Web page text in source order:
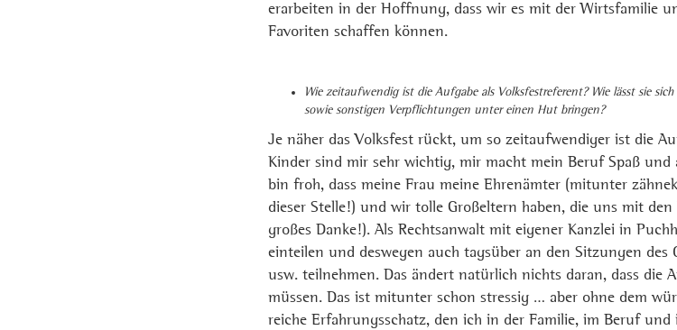
erarbeiten in der Hoffnung, dass wir es mit der Wirtsfamilie
Favoriten schaffen können.
Wie zeitaufwendig ist die Aufgabe als Volksfestreferent? Wie lässt sie
sowie sonstigen Verpflichtungen unter einen Hut bringen?
Je näher das Volksfest rückt, um so zeitaufwendiger ist die
Kinder sind mir sehr wichtig, mir macht mein Beruf Spaß und
bin froh, dass meine Frau meine Ehrenämter (mitunter
dieser Stelle!) und wir tolle Großeltern haben, die uns mit
großes Danke!). Als Rechtsanwalt mit eigener Kanzlei in
einteilen und deswegen auch tagsüber an den Sitzungen des
usw. teilnehmen. Das ändert natürlich nichts daran, dass die
müssen. Das ist mitunter schon stressig … aber ohne dem
reiche Erfahrungsschatz, den ich in der Familie, im Beruf